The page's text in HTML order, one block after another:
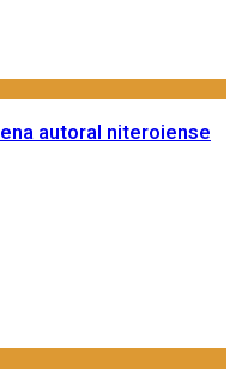
autoral niteroiense